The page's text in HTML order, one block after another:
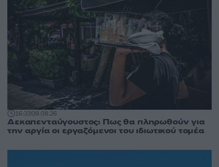
16:3309.08.26
Δεκαπενταύγουστος: Πως θα πληρωθούν για
την αργία οι εργαζόμενοι του ιδιωτικού τομέα